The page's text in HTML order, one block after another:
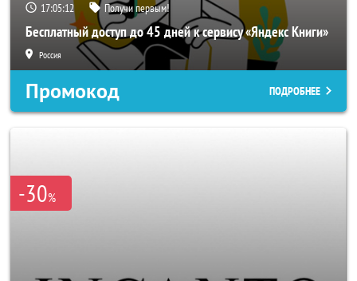
17:05:10 Получи первым!
Бесплатный доступ до 45 дней к сервису «Яндекс Книги»
Россия
Промокод ПОДРОБНЕЕ
-30%